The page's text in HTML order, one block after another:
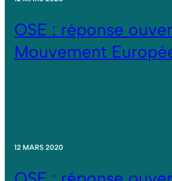
OSE : réponse
Mouvement
12 MARS 2020